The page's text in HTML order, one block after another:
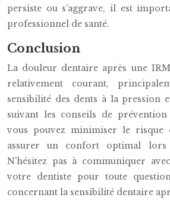
persiste ou s’aggrave, il est
professionnel de santé.
Conclusion
La douleur dentaire après une
relativement courant,
sensibilité des dents à la pression
suivant les conseils de prévention
vous pouvez minimiser le risque
assurer un confort optimal lors
N’hésitez pas à communiquer
votre dentiste pour toute
concernant la sensibilité dentaire